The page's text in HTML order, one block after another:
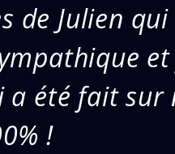
de Julien
été fait sur
!